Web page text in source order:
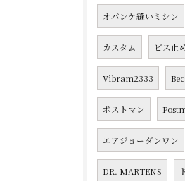
オパンケ縫いミシン
カスタム ビス止
Vibram2333
ポストマン
エアジョーダンワン
DR. MARTENS